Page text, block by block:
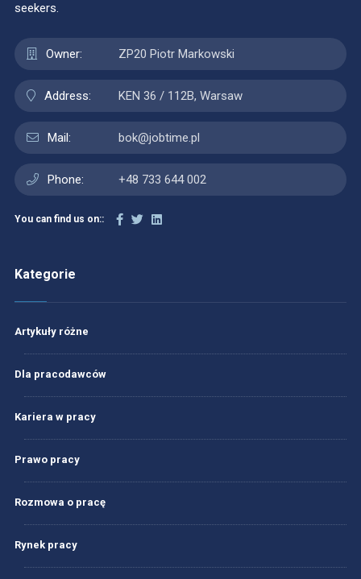
seekers.
Owner: ZP20 Piotr Markowski
Address: KEN 36 / 112B, Warsaw
Mail: bok@jobtime.pl
Phone: +48 733 644 002
You can find us on::
Kategorie
Artykuły różne
Dla pracodawców
Kariera w pracy
Prawo pracy
Rozmowa o pracę
Rynek pracy